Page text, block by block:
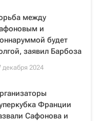
между
и
будет
заявил Барбоза
декабря 2024
Франции
Сафонова и